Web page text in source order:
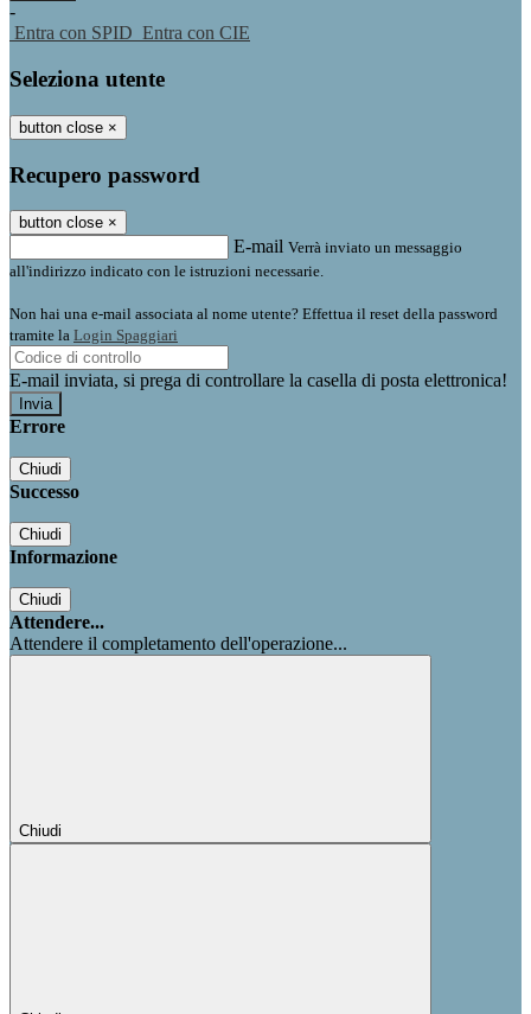
-
Entra con SPID Entra con CIE
Seleziona utente
button close ×
Recupero password
button close ×
E-mail Verrà inviato un messaggio
all'indirizzo indicato con le istruzioni necessarie.
Non hai una e-mail associata al nome utente? Effettua il reset della password
tramite la Login Spaggiari
E-mail inviata, si prega di controllare la casella di posta elettronica!
Errore
Chiudi
Successo
Chiudi
Informazione
Chiudi
Attendere...
Attendere il completamento dell'operazione...
Chiudi